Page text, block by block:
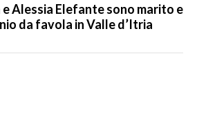
e Alessia Elefante sono marito e
da favola in Valle d’Itria